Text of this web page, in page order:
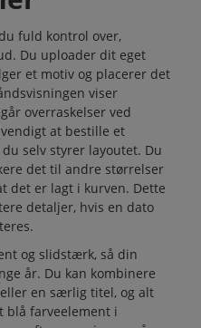
fuld kontrol over,
Du uploader dit eget
et motiv og placerer det
viser
overraskelser ved
at bestille et
selv styrer layoutet. Du
det til andre størrelser
det er lagt i kurven. Dette
detaljer, hvis en dato
og slidstærk, så din
år. Du kan kombinere
en særlig titel, og alt
blå farveelement i